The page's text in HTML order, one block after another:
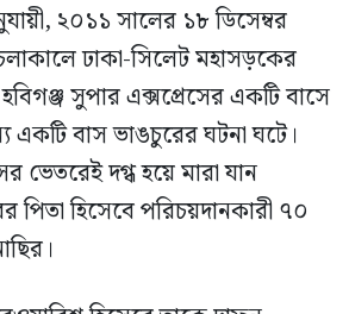
২০১১ সালের ১৮ ডিসেম্বর
ঢাকা-সিলেট মহাসড়কের
সুপার এক্সপ্রেসের একটি বাসে
বাস ভাঙচুরের ঘটনা ঘটে।
ভেতরেই দগ্ধ হয়ে মারা যান
পিতা হিসেবে পরিচয়দানকারী ৭০